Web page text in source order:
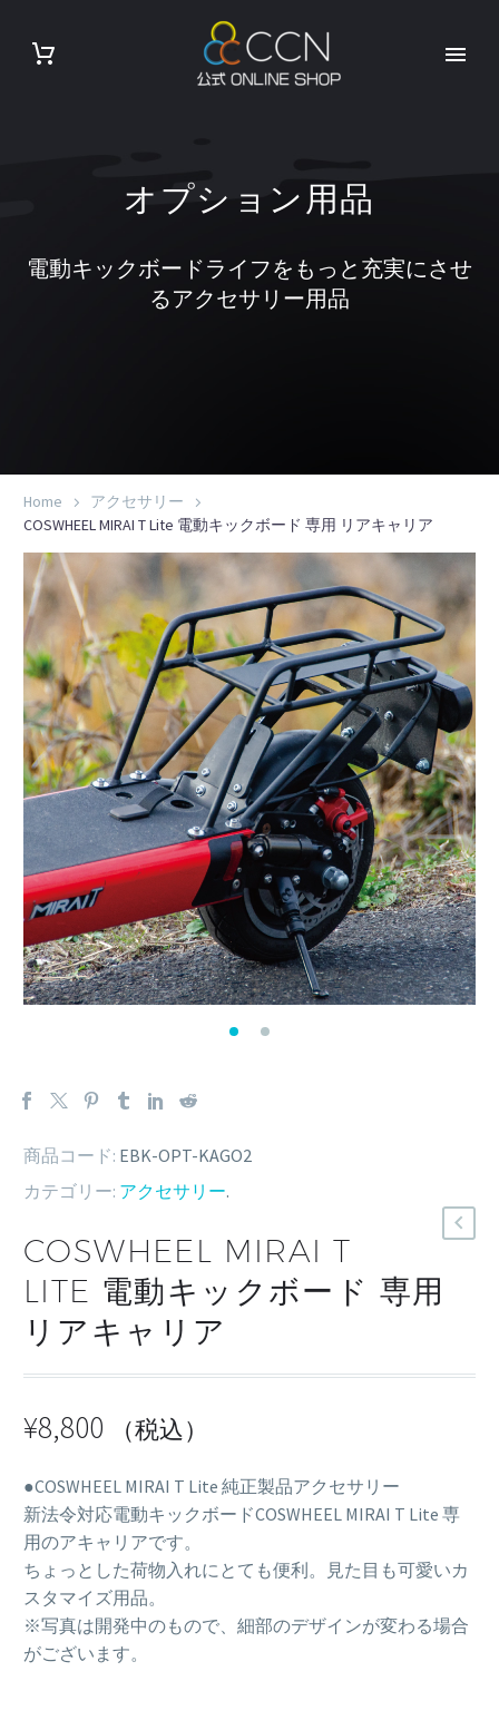
オプション用品
電動キックボードライフをもっと充実にさせ
るアクセサリー用品
Home
アクセサリー
COSWHEEL MIRAI T Lite 電動キックボード 専用 リアキャリア
商品コード: EBK-OPT-KAGO2
カテゴリー: アクセサリー.
COSWHEEL MIRAI T
LITE 電動キックボード 専用
リアキャリア
¥8,800 （税込）
●COSWHEEL MIRAI T Lite 純正製品アクセサリー
新法令対応電動キックボードCOSWHEEL MIRAI T Lite 専
用のアキャリアです。
ちょっとした荷物入れにとても便利。見た目も可愛いカ
スタマイズ用品。
※写真は開発中のもので、細部のデザインが変わる場合
がございます。